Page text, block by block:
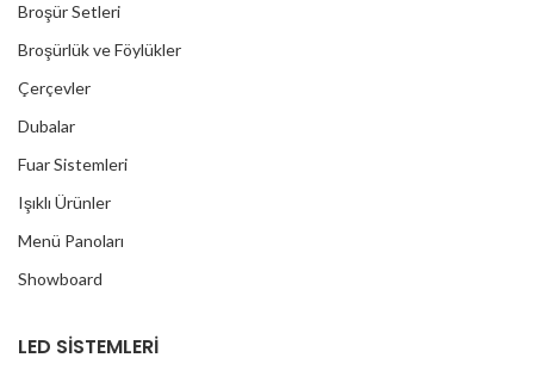
Broşür Setleri
Broşürlük ve Föylükler
Çerçevler
Dubalar
Fuar Sistemleri
Işıklı Ürünler
Menü Panoları
Showboard
LED SİSTEMLERİ